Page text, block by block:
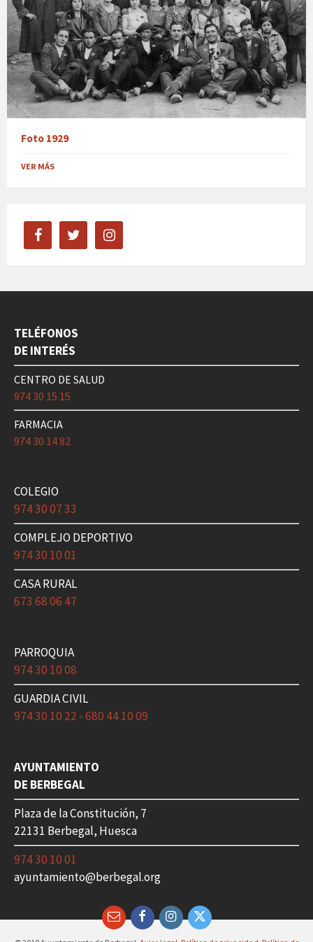
Foto 1929
VER MÁS
facebook twitter instagram
TELÉFONOS
DE INTERÉS
CENTRO DE SALUD
974 30 15 15
FARMACIA
974 30 14 82
COLEGIO
974 30 07 33
COMPLEJO DEPORTIVO
974 30 10 01
CASA RURAL
673 68 06 47
PARROQUIA
974 30 10 08
GUARDIA CIVIL
974 30 10 22 - 680 44 10 09
AYUNTAMIENTO
DE BERBEGAL
Plaza de la Constitución, 7
22131 Berbegal, Huesca
974 30 10 01
ayuntamiento@berbegal.org
EmailFacebookInstagramTwitter